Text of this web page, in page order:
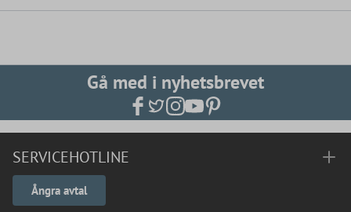
Gå med i nyhetsbrevet
SERVICEHOTLINE
Ångra avtal